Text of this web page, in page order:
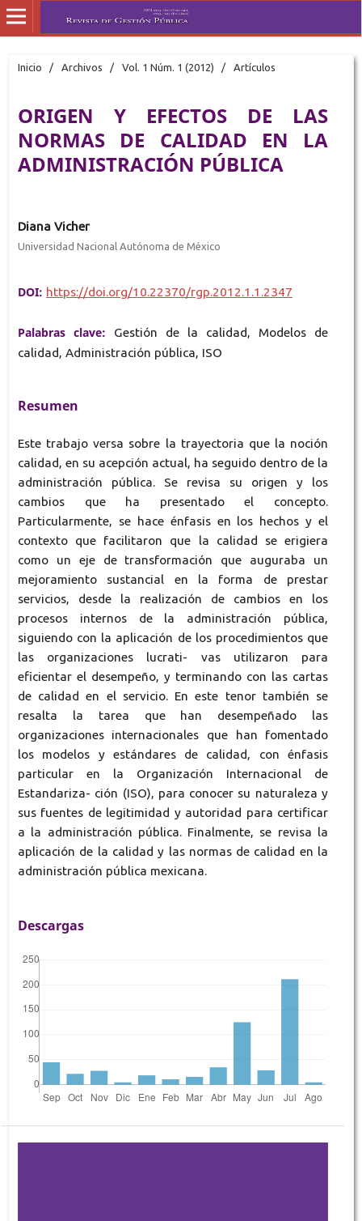
Inicio / Archivos / Vol. 1 Núm. 1 (2012) / Artículos
ORIGEN Y EFECTOS DE LAS
NORMAS DE CALIDAD EN LA
ADMINISTRACIÓN PÚBLICA
Diana Vicher
Universidad Nacional Autónoma de México
DOI: https://doi.org/10.22370/rgp.2012.1.1.2347
Palabras clave:
Gestión de la calidad, Modelos de
calidad, Administración pública, ISO
Resumen
Este trabajo versa sobre la trayectoria que la noción
calidad, en su acepción actual, ha seguido dentro de la
administración pública. Se revisa su origen y los
cambios que ha presentado el concepto.
Particularmente, se hace énfasis en los hechos y el
contexto que facilitaron que la calidad se erigiera
como un eje de transformación que auguraba un
mejoramiento sustancial en la forma de prestar
servicios, desde la realización de cambios en los
procesos internos de la administración pública,
siguiendo con la aplicación de los procedimientos que
las organizaciones lucrati- vas utilizaron para
eficientar el desempeño, y terminando con las cartas
de calidad en el servicio. En este tenor también se
resalta la tarea que han desempeñado las
organizaciones internacionales que han fomentado
los modelos y estándares de calidad, con énfasis
particular en la Organización Internacional de
Estandariza- ción (ISO), para conocer su naturaleza y
sus fuentes de legitimidad y autoridad para certificar
a la administración pública. Finalmente, se revisa la
aplicación de la calidad y las normas de calidad en la
administración pública mexicana.
Descargas